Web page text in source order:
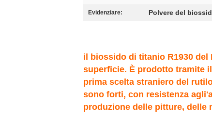
Evidenziare: Polvere del
il biossido di titanio R1930
superficie. È prodotto tramite
prima scelta straniero del
sono forti, con resistenza
produzione delle pitture, delle